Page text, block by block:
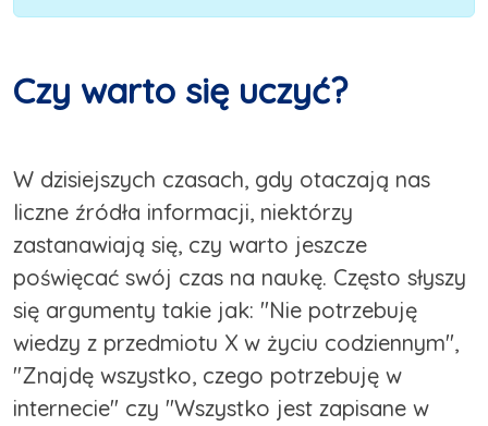
Czy warto się uczyć?
W dzisiejszych czasach, gdy otaczają nas
liczne źródła informacji, niektórzy
zastanawiają się, czy warto jeszcze
poświęcać swój czas na naukę. Często słyszy
się argumenty takie jak: "Nie potrzebuję
wiedzy z przedmiotu X w życiu codziennym",
"Znajdę wszystko, czego potrzebuję w
internecie" czy "Wszystko jest zapisane w